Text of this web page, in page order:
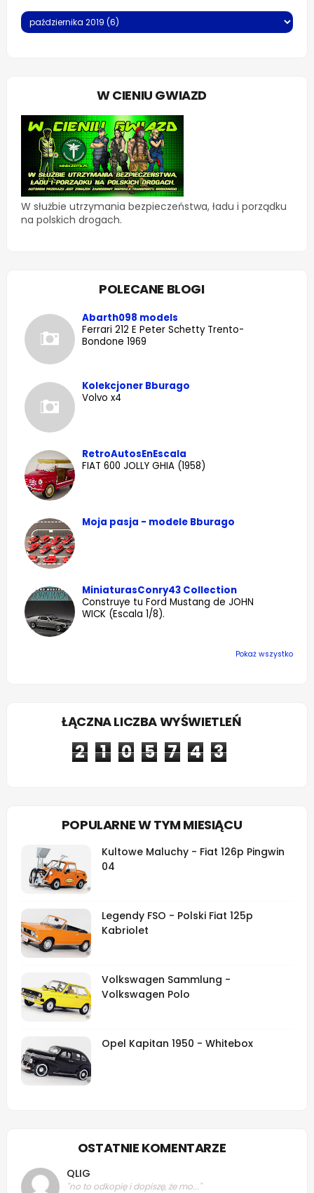
W CIENIU GWIAZD
W służbie utrzymania bezpieczeństwa, ładu i porządku
na polskich drogach.
POLECANE BLOGI
Abarth098 models
Ferrari 212 E Peter Schetty Trento-
Bondone 1969
Kolekcjoner Bburago
Volvo x4
RetroAutosEnEscala
FIAT 600 JOLLY GHIA (1958)
Moja pasja - modele Bburago
MiniaturasConry43 Collection
Construye tu Ford Mustang de JOHN
WICK (Escala 1/8).
Pokaż wszystko
ŁĄCZNA LICZBA WYŚWIETLEŃ
2 1 0 5 7 4 3
POPULARNE W TYM MIESIĄCU
Kultowe Maluchy - Fiat 126p Pingwin
04
Legendy FSO - Polski Fiat 125p
Kabriolet
Volkswagen Sammlung -
Volkswagen Polo
Opel Kapitan 1950 - Whitebox
OSTATNIE KOMENTARZE
QLIG
"no to odkopię i dopiszę, że mo..."